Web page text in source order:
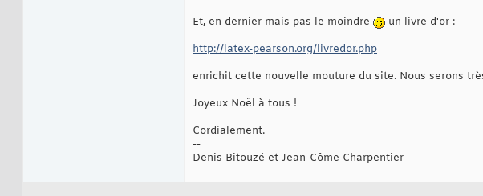
Et, en dernier mais pas le moindre
un livre d'or :
http://latex-pearson.org/livredor.php
enrichit cette nouvelle mouture du site. Nous serons
Joyeux Noël à tous !
Cordialement.
--
Denis Bitouzé et Jean-Côme Charpentier